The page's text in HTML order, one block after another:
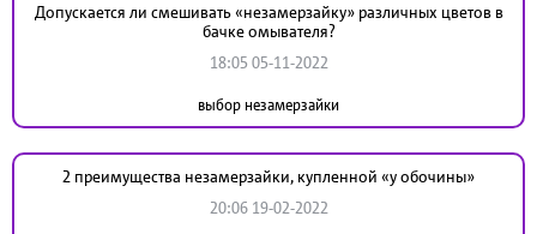
Допускается ли смешивать «незамерзайку» различных цветов в
бачке омывателя?
18:05 05-11-2022
выбор незамерзайки
2 преимущества незамерзайки, купленной «у обочины»
20:06 19-02-2022